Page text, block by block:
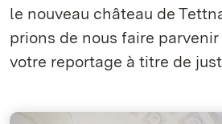
le nouveau château de
prions de nous faire
votre reportage à titre de